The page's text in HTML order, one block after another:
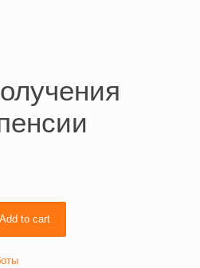
Add to cart